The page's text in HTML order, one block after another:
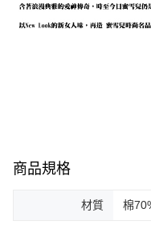
商品規格
材質 棉